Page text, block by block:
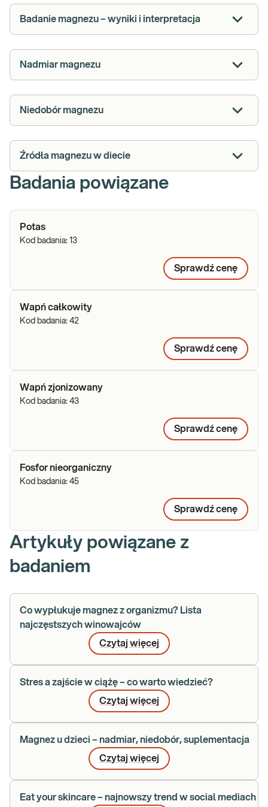
Badanie magnezu – wyniki i interpretacja
Nadmiar magnezu
Niedobór magnezu
Źródła magnezu w diecie
Badania powiązane
Potas
Kod badania: 13
Sprawdź cenę
Wapń całkowity
Kod badania: 42
Sprawdź cenę
Wapń zjonizowany
Kod badania: 43
Sprawdź cenę
Fosfor nieorganiczny
Kod badania: 45
Sprawdź cenę
Artykuły powiązane z
badaniem
Co wypłukuje magnez z organizmu? Lista
najczęstszych winowajców
Czytaj więcej
Stres a zajście w ciążę – co warto wiedzieć?
Czytaj więcej
Magnez u dzieci – nadmiar, niedobór, suplementacja
Czytaj więcej
Eat your skincare – najnowszy trend w social mediach